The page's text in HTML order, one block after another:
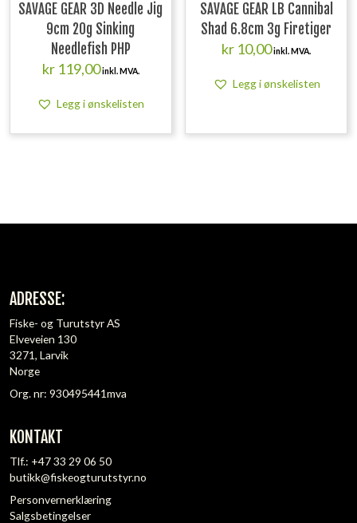
SAVAGE GEAR 3D Needle Jig
9cm 20g Sinking
Needlefish PHP
kr119,00inkl. MVA.
Legg i ønskelisten
SAVAGE GEAR LB Cannibal
Shad 6.8cm 3g Firetiger
kr 10,00inkl. MVA.
Legg i ønskelisten
ADRESSE:
Fiske- og Turutstyr AS
Elveveien 130
3271, Larvik
Norge
Org. nr: 930495441mva
KONTAKT
Tlf.: +47 33 29 06 50
butikk@fiskeogturutstyr.no
Personvernerklæring
Salgsbetingelser